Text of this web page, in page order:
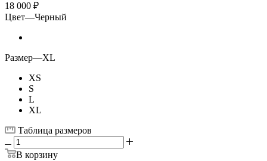
18 000 ₽
Цвет—Черный
Размер—XL
XS
S
L
XL
Таблица размеров
В корзину